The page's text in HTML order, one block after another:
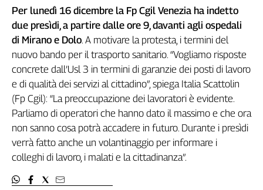
Fisac
Flai
Flc
Fp
Nidil
Slc
Spi
Inca
Caaf
Speciali
G8
Per lunedì 16 dicembre la Fp Cgil Venezia ha indetto
due presìdi, a partire dalle ore 9, davanti agli ospedali
di Mirano e Dolo. A motivare la protesta, i termini del
nuovo bando per il trasporto sanitario. “Vogliamo risposte
concrete dall’Usl 3 in termini di garanzie dei posti di lavoro
e di qualità dei servizi al cittadino”, spiega Italia Scattolin
(Fp Cgil): “La preoccupazione dei lavoratori è evidente.
Parliamo di operatori che hanno dato il massimo e che ora
non sanno cosa potrà accadere in futuro. Durante i presìdi
verrà fatto anche un volantinaggio per informare i
colleghi di lavoro, i malati e la cittadinanza”.